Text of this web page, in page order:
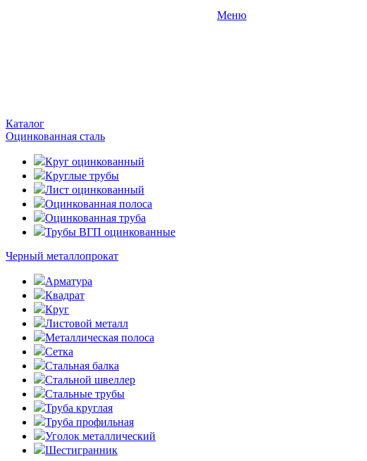
Меню
Каталог
Оцинкованная сталь
Круг оцинкованный
Круглые трубы
Лист оцинкованный
Оцинкованная полоса
Оцинкованная труба
Трубы ВГП оцинкованные
Черный металлопрокат
Арматура
Квадрат
Круг
Листовой металл
Металлическая полоса
Сетка
Стальная балка
Стальной швеллер
Стальные трубы
Труба круглая
Труба профильная
Уголок металлический
Шестигранник